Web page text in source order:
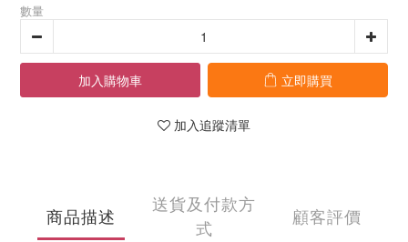
數量
加入購物車 立即購買
加入追蹤清單
商品描述
送貨及付款方
式
顧客評價